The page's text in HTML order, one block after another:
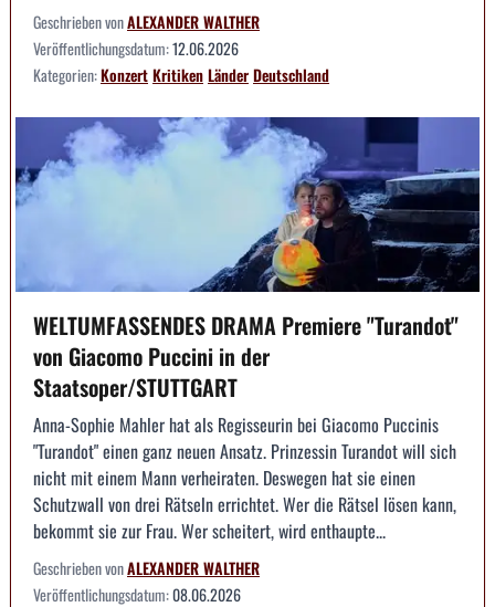
Geschrieben vonALEXANDER WALTHER
Veröffentlichungsdatum:12.06.2026
Kategorien:KonzertKritikenLänderDeutschland
WELTUMFASSENDES DRAMA Premiere "Turandot"
von Giacomo Puccini in der
Staatsoper/STUTTGART
Anna-Sophie Mahler hat als Regisseurin bei Giacomo Puccinis
"Turandot" einen ganz neuen Ansatz. Prinzessin Turandot will sich
nicht mit einem Mann verheiraten. Deswegen hat sie einen
Schutzwall von drei Rätseln errichtet. Wer die Rätsel lösen kann,
bekommt sie zur Frau. Wer scheitert, wird enthaupte...
Geschrieben vonALEXANDER WALTHER
Veröffentlichungsdatum:08.06.2026